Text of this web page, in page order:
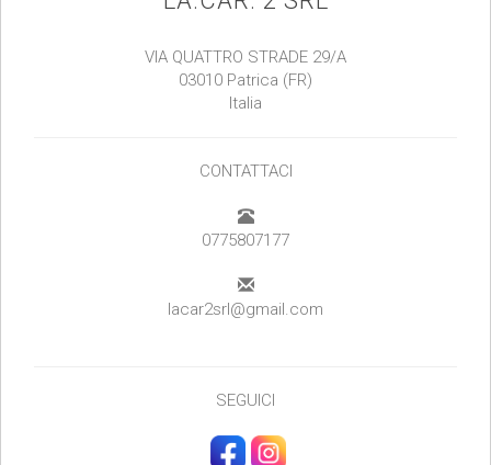
VIA QUATTRO STRADE 29/A
03010 Patrica (FR)
Italia
CONTATTACI
0775807177
lacar2srl@gmail.com
SEGUICI